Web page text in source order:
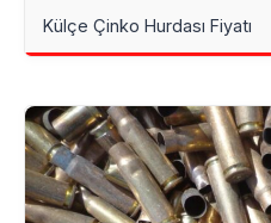
Külçe Çinko Hurdası Fiyatı